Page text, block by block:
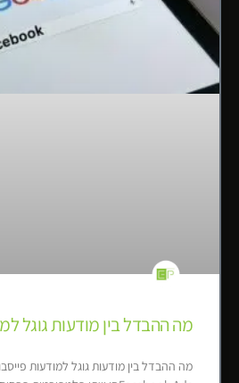
מה ההבדל בין מודעות גוגל